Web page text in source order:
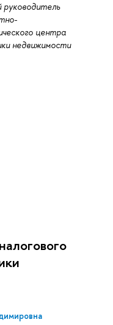
руководитель
центра
недвижимости